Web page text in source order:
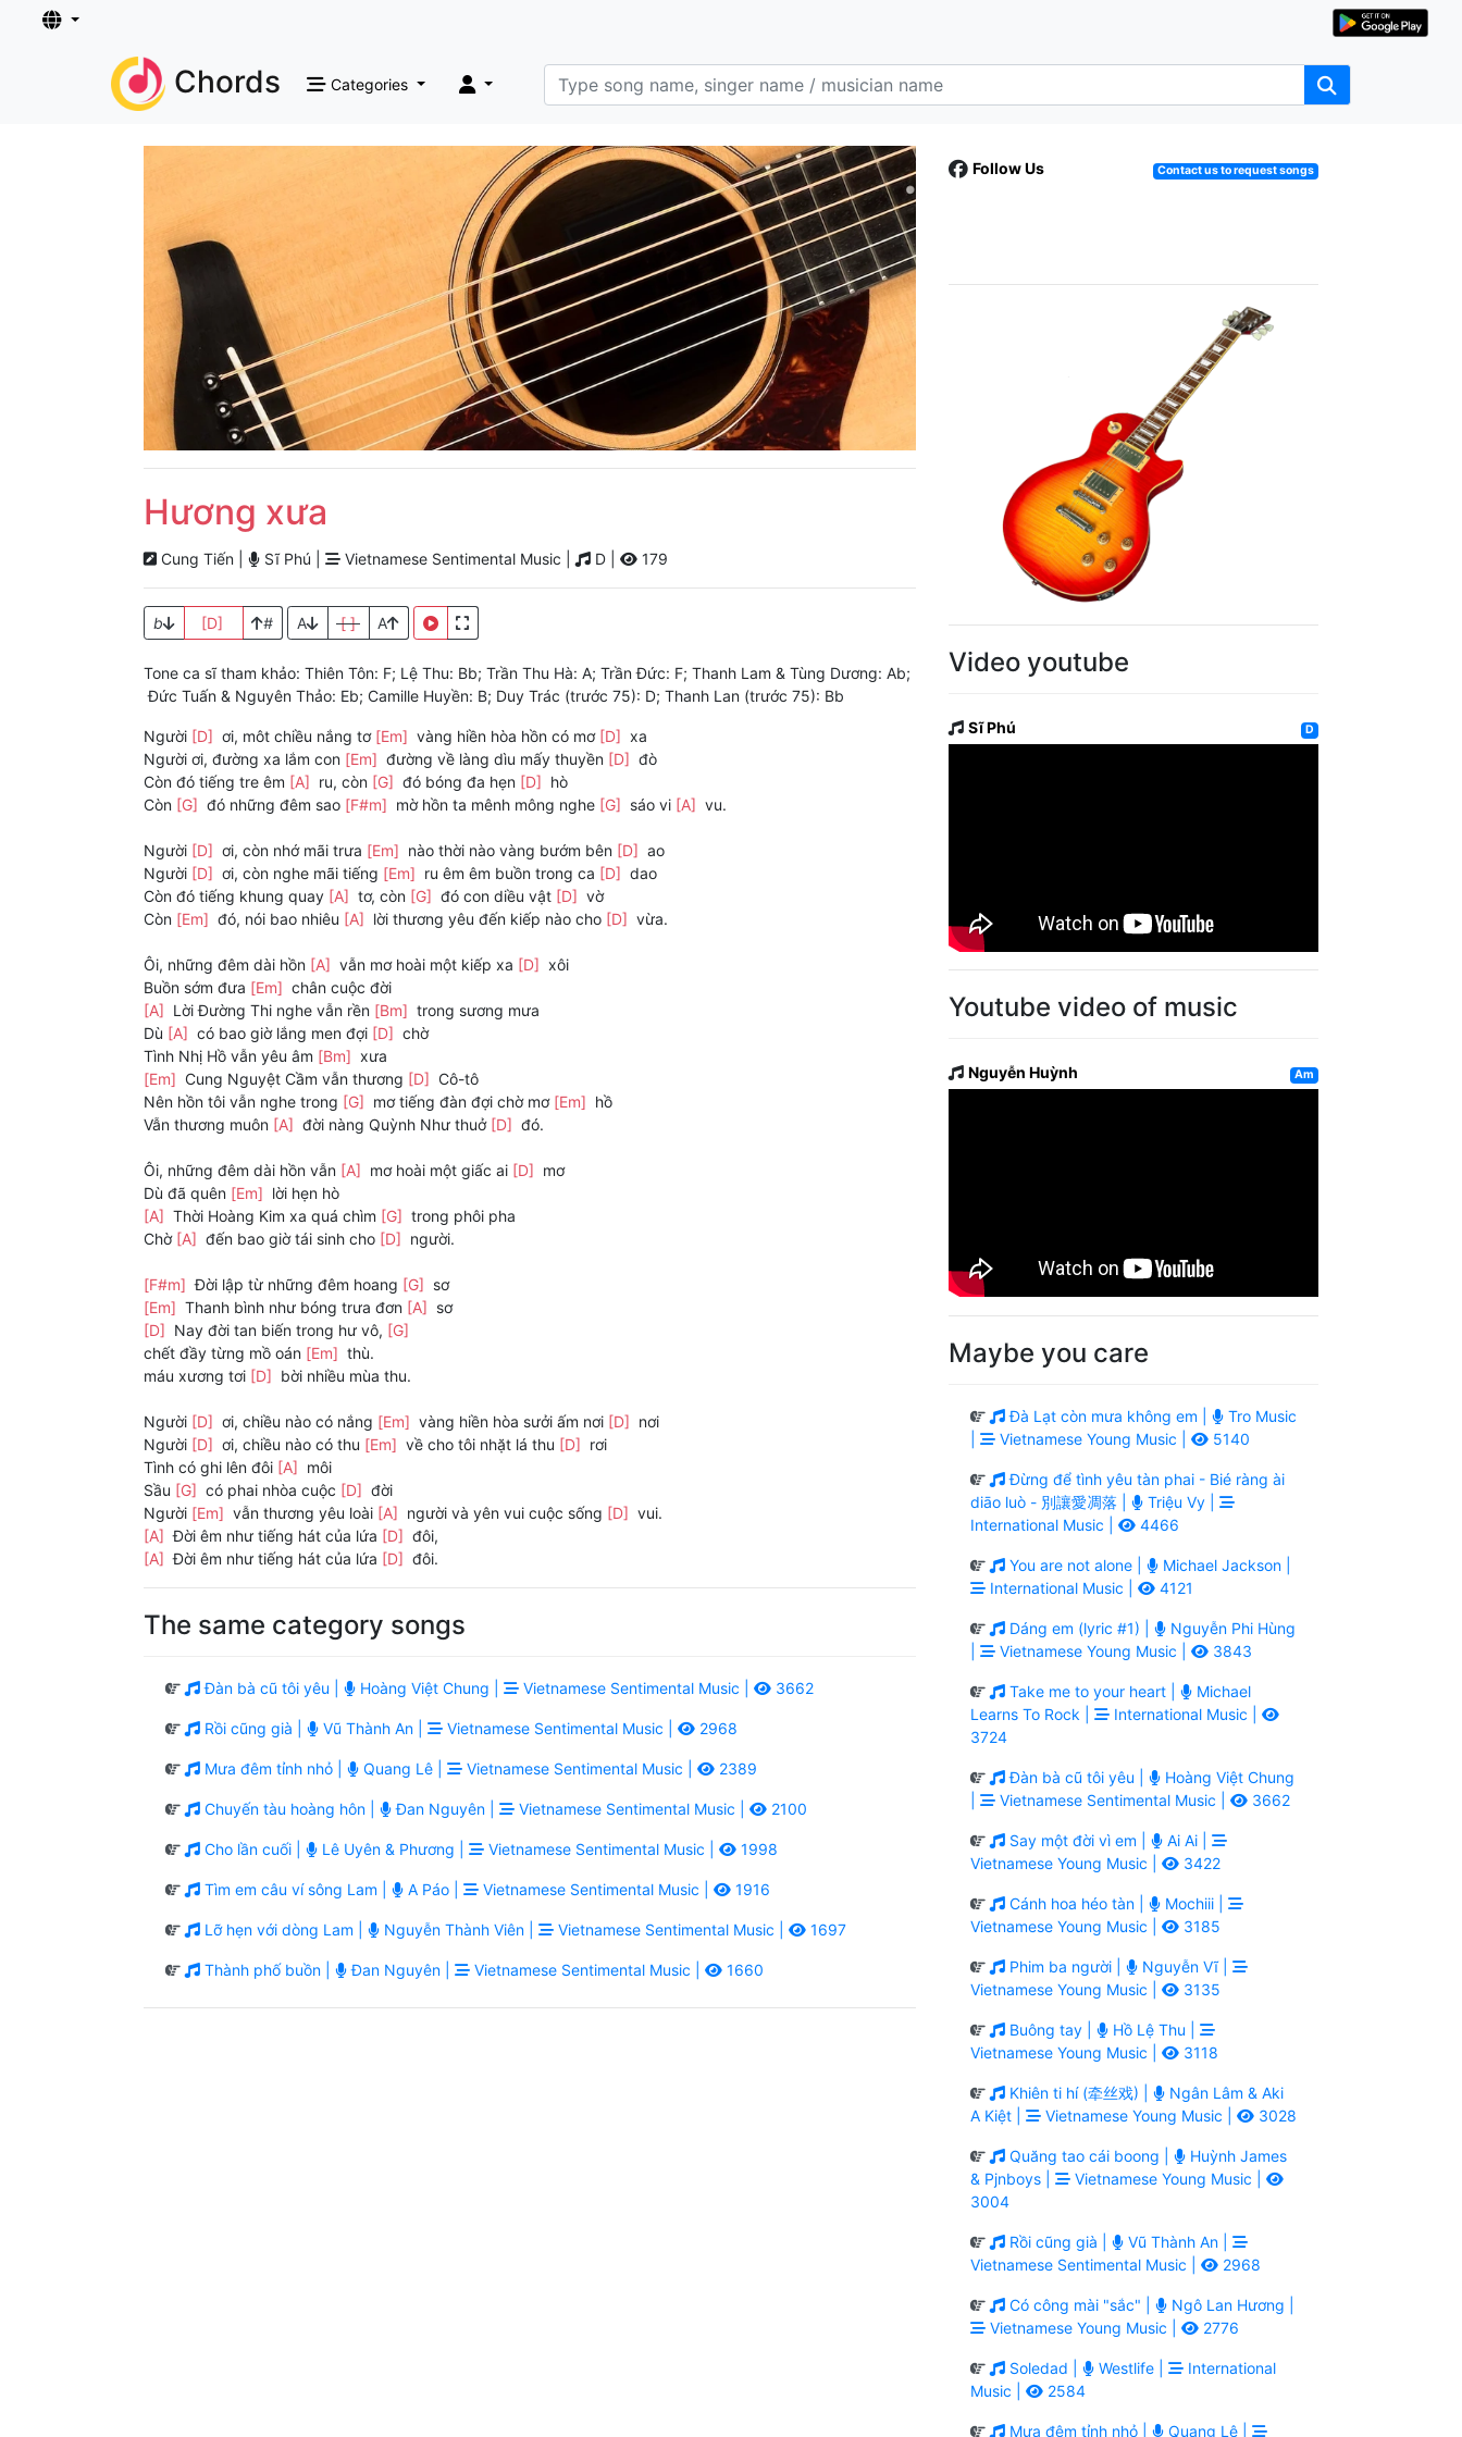
Chords Categories
Hương xưa
Cung Tiến | Sĩ Phú | Vietnamese Sentimental Music | D | 179
b [D] # A [ ] A
Tone ca sĩ tham khảo: Thiên Tôn: F; Lệ Thu: Bb; Trần Thu Hà: A; Trần Đức: F; Thanh Lam & Tùng Dương: Ab;
Đức Tuấn & Nguyên Thảo: Eb; Camille Huyền: B; Duy Trác (trước 75): D; Thanh Lan (trước 75): Bb
Người [D] ơi, môt chiều nắng tơ [Em] vàng hiền hòa hồn có mơ [D] xa
Người ơi, đường xa lắm con [Em] đường về làng dìu mấy thuyền [D] đò
Còn đó tiếng tre êm [A] ru, còn [G] đó bóng đa hẹn [D] hò
Còn [G] đó những đêm sao [F#m] mờ hồn ta mênh mông nghe [G] sáo vi [A] vu.
Người [D] ơi, còn nhớ mãi trưa [Em] nào thời nào vàng bướm bên [D] ao
Người [D] ơi, còn nghe mãi tiếng [Em] ru êm êm buồn trong ca [D] dao
Còn đó tiếng khung quay [A] tơ, còn [G] đó con diều vật [D] vờ
Còn [Em] đó, nói bao nhiêu [A] lời thương yêu đến kiếp nào cho [D] vừa.
Ôi, những đêm dài hồn [A] vẫn mơ hoài một kiếp xa [D] xôi
Buồn sớm đưa [Em] chân cuộc đời
[A] Lời Đường Thi nghe vẫn rền [Bm] trong sương mưa
Dù [A] có bao giờ lắng men đợi [D] chờ
Tình Nhị Hồ vẫn yêu âm [Bm] xưa
[Em] Cung Nguyệt Cầm vẫn thương [D] Cô-tô
Nên hồn tôi vẫn nghe trong [G] mơ tiếng đàn đợi chờ mơ [Em] hồ
Vẫn thương muôn [A] đời nàng Quỳnh Như thuở [D] đó.
Ôi, những đêm dài hồn vẫn [A] mơ hoài một giấc ai [D] mơ
Dù đã quên [Em] lời hẹn hò
[A] Thời Hoàng Kim xa quá chìm [G] trong phôi pha
Chờ [A] đến bao giờ tái sinh cho [D] người.
[F#m] Đời lập từ những đêm hoang [G] sơ
[Em] Thanh bình như bóng trưa đơn [A] sơ
[D] Nay đời tan biến trong hư vô, [G]
chết đầy từng mồ oán [Em] thù.
máu xương tơi [D] bời nhiều mùa thu.
Người [D] ơi, chiều nào có nắng [Em] vàng hiền hòa sưởi ấm nơi [D] nơi
Người [D] ơi, chiều nào có thu [Em] về cho tôi nhặt lá thu [D] rơi
Tình có ghi lên đôi [A] môi
Sầu [G] có phai nhòa cuộc [D] đời
Người [Em] vẫn thương yêu loài [A] người và yên vui cuộc sống [D] vui.
[A] Đời êm như tiếng hát của lứa [D] đôi,
[A] Đời êm như tiếng hát của lứa [D] đôi.
The same category songs
Đàn bà cũ tôi yêu | Hoàng Việt Chung | Vietnamese Sentimental Music | 3662
Rồi cũng già | Vũ Thành An | Vietnamese Sentimental Music | 2968
Mưa đêm tỉnh nhỏ | Quang Lê | Vietnamese Sentimental Music | 2389
Chuyến tàu hoàng hôn | Đan Nguyên | Vietnamese Sentimental Music | 2100
Cho lần cuối | Lê Uyên & Phương | Vietnamese Sentimental Music | 1998
Tìm em câu ví sông Lam | A Páo | Vietnamese Sentimental Music | 1916
Lỡ hẹn với dòng Lam | Nguyễn Thành Viên | Vietnamese Sentimental Music | 1697
Thành phố buồn | Đan Nguyên | Vietnamese Sentimental Music | 1660
Follow Us Contact us to request songs
Video youtube
Sĩ Phú D
Youtube video of music
Nguyễn Huỳnh Am
Maybe you care
Đà Lạt còn mưa không em |
Tro Music
Vietnamese Young Music | 5140
Đừng để tình yêu tàn phai - Bié ràng ài
diāo luò - 別讓愛凋落 |
Triệu Vy |
International Music |
4466
You are not alone |
Michael Jackson |
International Music |
4121
Dáng em (lyric #1) |
Nguyễn Phi Hùng
Vietnamese Young Music | 3843
Take me to your heart |
Michael
Learns To Rock |
International Music |
3724
Đàn bà cũ tôi yêu |
Hoàng Việt Chung
Vietnamese Sentimental Music | 3662
Say một đời vì em |
Ai Ai |
Vietnamese Young Music |
3422
Cánh hoa héo tàn |
Mochiii |
Vietnamese Young Music |
3185
Phim ba người |
Nguyễn Vĩ |
Vietnamese Young Music |
3135
Buông tay |
Hồ Lệ Thu |
Vietnamese Young Music |
3118
Khiên ti hí (牵丝戏) |
Ngân Lâm & Aki
A Kiệt |
Vietnamese Young Music | 3028
Quăng tao cái boong |
Huỳnh James
& Pjnboys |
Vietnamese Young Music |
3004
Rồi cũng già |
Vũ Thành An |
Vietnamese Sentimental Music |
2968
Có công mài "sắc" |
Ngô Lan Hương |
Vietnamese Young Music |
2776
Soledad | Westlife |
International
Music |
2584
Mưa đêm tỉnh nhỏ | Quang Lê |